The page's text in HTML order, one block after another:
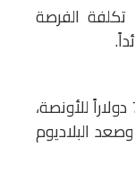
تكلفة الفرصة
كذلك، ارتفعت الفضة %3.5 إلى 76.42 دولاراً للأونصة،
إلى 1942.30 دولاراً، وصعد البلاديوم